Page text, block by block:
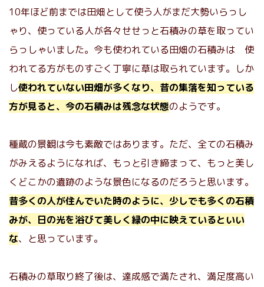
10年ほど前までは田畑として使う人がまだ大勢いらっし
ゃり、使っている人が各々せせっと石積みの草を取ってい
らっしゃいました。今も使われている田畑の石積みは 使
われてる方がものすごく丁寧に草は取られています。しか
し使われていない田畑が多くなり、昔の集落を知っている
方が見ると、今の石積みは残念な状態のようです。
種蔵の景観は今も素敵ではあります。ただ、全ての石積み
がみえるようになれば、もっと引き締まって、もっと美し
くどこかの遺跡のような景色になるのだろうと思います。
昔多くの人が住んでいた時のように、少しでも多くの石積
みが、日の光を浴びて美しく緑の中に映えているといい
な、と思っています。
石積みの草取り終了後は、達成感で満たされ、満足度高い